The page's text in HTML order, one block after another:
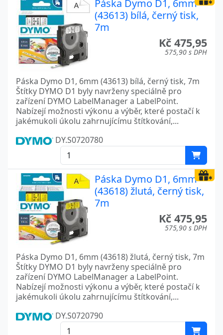
Páska Dymo D1, 6mm
(43613) bílá, černý tisk,
7m
Kč 475,95
575,90 s DPH
Páska Dymo D1, 6mm (43613) bílá, černý tisk, 7m
Štítky DYMO D1 byly navrženy speciálně pro
zařízení DYMO LabelManager a LabelPoint.
Nabízejí možnosti výkonu a výběr, které postačí k
jakémukoli úkolu zahrnujícímu štítkování,...
DY.S0720780
Páska Dymo D1, 6mm
(43618) žlutá, černý tisk,
7m
Kč 475,95
575,90 s DPH
Páska Dymo D1, 6mm (43618) žlutá, černý tisk, 7m
Štítky DYMO D1 byly navrženy speciálně pro
zařízení DYMO LabelManager a LabelPoint.
Nabízejí možnosti výkonu a výběr, které postačí k
jakémukoli úkolu zahrnujícímu štítkování,...
DY.S0720790